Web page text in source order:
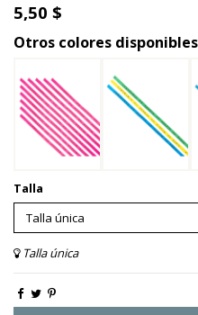
5,50 $
Otros colores disponibles
Talla
Talla única